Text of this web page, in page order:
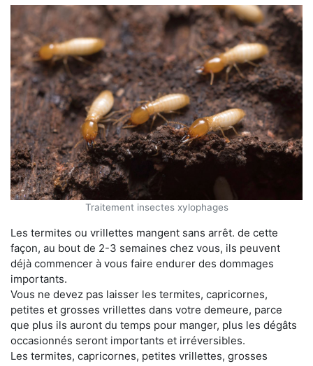
Traitement insectes xylophages
Les termites ou vrillettes mangent sans arrêt. de cette
façon, au bout de 2-3 semaines chez vous, ils peuvent
déjà commencer à vous faire endurer des dommages
importants.
Vous ne devez pas laisser les termites, capricornes,
petites et grosses vrillettes dans votre demeure, parce
que plus ils auront du temps pour manger, plus les dégâts
occasionnés seront importants et irréversibles.
Les termites, capricornes, petites vrillettes, grosses